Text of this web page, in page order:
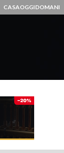
CASAOGGIDOMANI